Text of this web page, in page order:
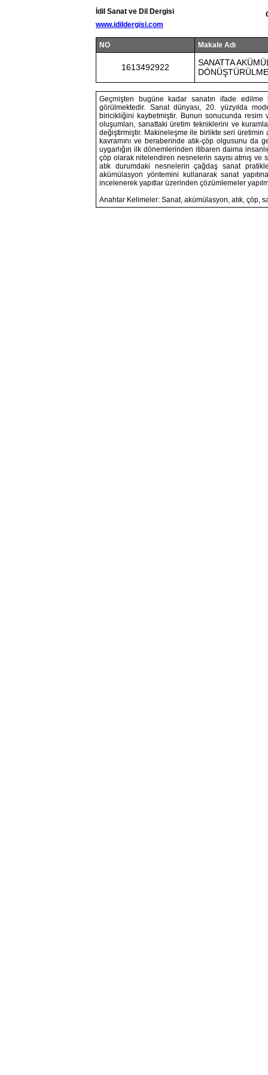
İdil Sanat ve Dil Dergisi
www.idildergisi.com
NO Makale Adı
1613492922
SANATTA
Geçmişten bugüne kadar sanatın ifade
görülmektedir. Sanat dünyası, 20. yüzyılda
biricikliğini kaybetmiştir. Bunun sonucunda resim
oluşumları, sanattaki üretim tekniklerini ve
değiştirmiştir. Makineleşme ile birlikte seri üretimin
kavramını ve beraberinde atık-çöp olgusunu da
uygarlığın ilk dönemlerinden itibaren daima
çöp olarak nitelendiren nesnelerin sayısı atmış
atık durumdaki nesnelerin çağdaş sanat
akümülasyon yöntemini kullanarak sanat
incelenerek yapıtlar üzerinden çözümlemeler
Anahtar Kelimeler: Sanat, akümülasyon, atık, çöp,